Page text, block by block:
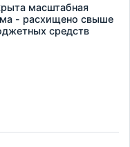
масштабная
- расхищено свыше
средств